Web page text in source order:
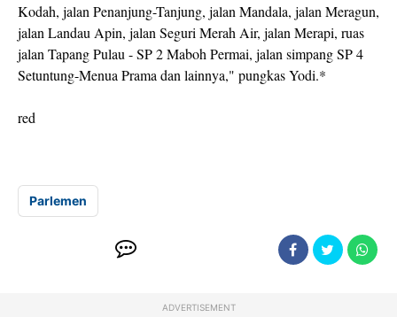
Kodah, jalan Penanjung-Tanjung, jalan Mandala, jalan Meragun,
jalan Landau Apin, jalan Seguri Merah Air, jalan Merapi, ruas
jalan Tapang Pulau - SP 2 Maboh Permai, jalan simpang SP 4
Setuntung-Menua Prama dan lainnya," pungkas Yodi.*
red
Parlemen
ADVERTISEMENT